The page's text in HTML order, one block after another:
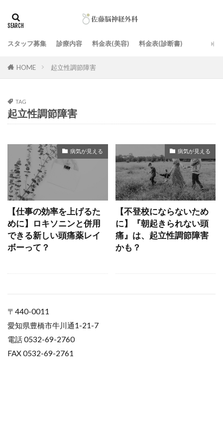
スタッフ募集 診療内容 料金表(美容) 料金表(診断書)
HOME 起立性調節障害
TAG
起立性調節障害
病気が見える
【仕事の効率を上げるた
めに】ロキソニンと併用
できる新しい頭痛薬レイ
ボーって？
病気が見える
【不登校にならないため
に】『朝起きられない頭
痛』は、起立性調節障害
かも？
〒440-0011
愛知県豊橋市牛川通1-21-7
電話 0532-69-2760
FAX 0532-69-2761